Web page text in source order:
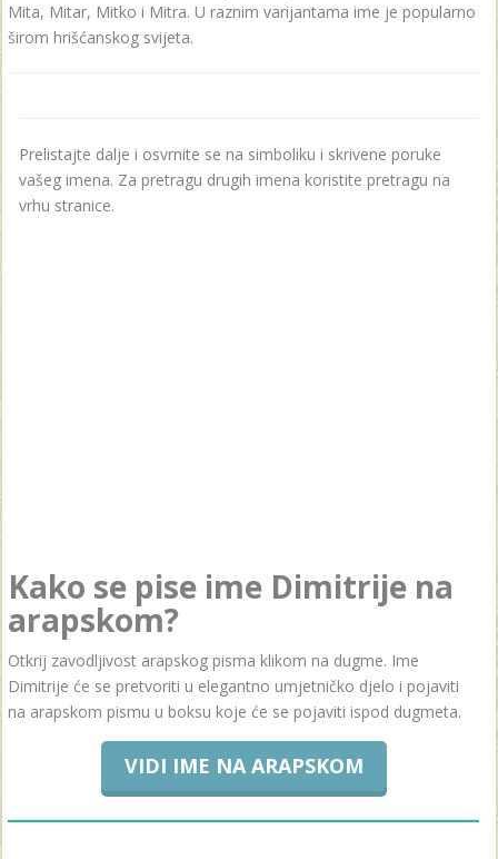
Mita, Mitar, Mitko i Mitra. U raznim varijantama ime je popularno
širom hrišćanskog svijeta.
Prelistajte dalje i osvrnite se na simboliku i skrivene poruke
vašeg imena. Za pretragu drugih imena koristite pretragu na
vrhu stranice.
Kako se pise ime Dimitrije na
arapskom?
Otkrij zavodljivost arapskog pisma klikom na dugme. Ime
Dimitrije će se pretvoriti u elegantno umjetničko djelo i pojaviti
na arapskom pismu u boksu koje će se pojaviti ispod dugmeta.
VIDI IME NA ARAPSKOM